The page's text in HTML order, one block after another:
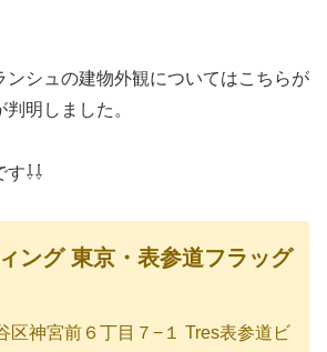
ンシュの建物外観についてはこちらが
明しました。
す⇩⇩
ング 東京・表参道フラッグ
区神宮前６丁目７−１ Tres表参道ビ